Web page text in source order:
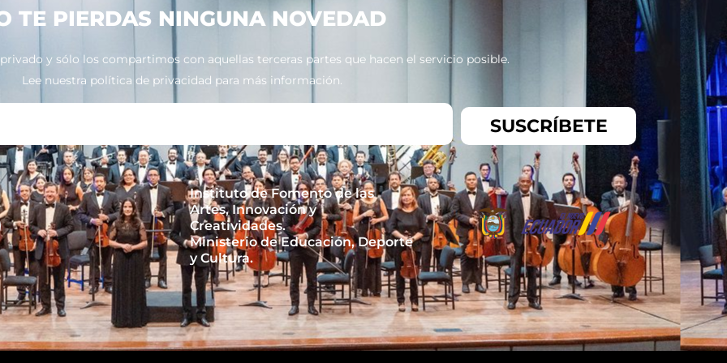
TE PIERDAS NINGUNA NOVEDAD
y sólo los compartimos con aquellas terceras partes que hacen el servicio posible.
Lee nuestra política de privacidad para más información.
SUSCRÍBETE
Instituto de Fomento de las
Artes, Innovación y
Creatividades.
Ministerio de Educación, Deporte
y Cultura.